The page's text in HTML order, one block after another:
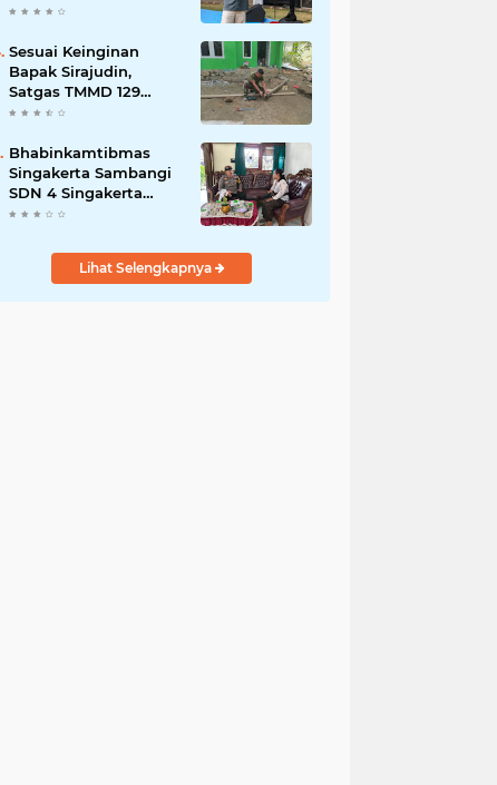
Lingkungan Sekolah
Sesuai Keinginan
Bapak Sirajudin,
Satgas TMMD 129
Ubah Tampilan
Bhabinkamtibmas
Singakerta Sambangi
SDN 4 Singakerta
Edukasi Pencegahan
Lihat Selengkapnya